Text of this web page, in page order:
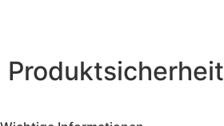
Produktsicherheit